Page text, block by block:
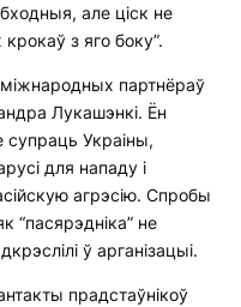
але ціск не
з яго боку”.
партнёраў
Лукашэнкі. Ён
супраць Украіны,
для нападу і
агрэсію. Спробы
“пасярэдніка” не
ў арганізацыі.
прадстаўнікоў